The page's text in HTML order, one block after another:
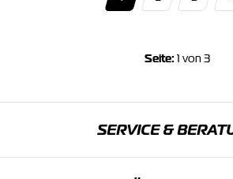
Seite: 1 von 3
SERVICE &